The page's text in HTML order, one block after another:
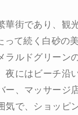
華街であり、観
って続く白砂の
ラルドグリーン
夜にはビーチ沿
ー、マッサージ
気で、ショッピ